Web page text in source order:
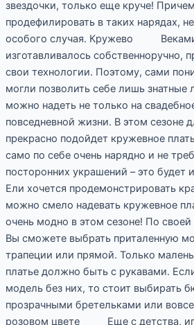
звездочки, только еще круче!
продефилировать в таких нарядах,
особого случая. Кружево Веками
изготавливалось собственноручно,
свои технологии. Поэтому, сами
могли позволить себе лишь знатные
можно надеть не только на
повседневной жизни. В этом сезоне
прекрасно подойдет кружевное
само по себе очень нарядно и не
посторонних украшений – это будет
Ели хочется продемонстрировать
можно смело надевать кружевное
очень модно в этом сезоне! По
Вы сможете выбрать приталенную
трапеции или прямой. Только
платье должно быть с рукавами.
модель без них, то стоит выбирать
прозрачными бретельками или
розовом цвете Еще с детства,